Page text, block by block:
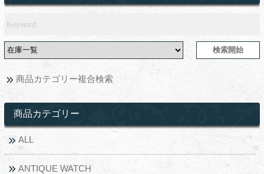
商品カテゴリー複合検索
商品カテゴリー
ALL
ANTIQUE WATCH